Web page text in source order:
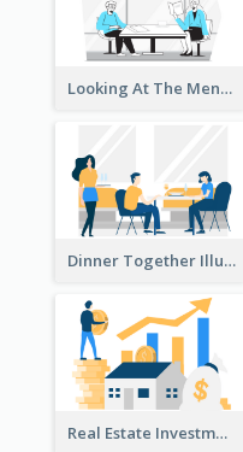
Looking At The Menu Illustration
Dinner Together Illustration
Real Estate Investment Illustration